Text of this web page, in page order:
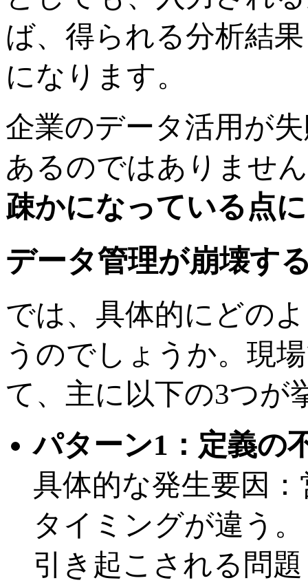
ば、得られる分析結
になります。
企業のデータ活用が
あるのではありませ
疎かになっている点
データ管理が崩壊す
では、具体的にどの
うのでしょうか。現
て、主に以下の3つが
パターン1：定義の
具体的な発生要因
タイミングが違う。
引き起こされる問